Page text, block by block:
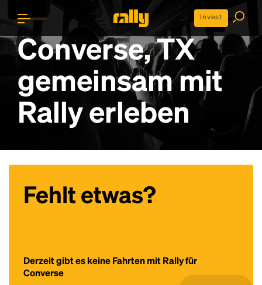
Invest
Converse, TX
gemeinsam mit
Rally erleben
Fehlt etwas?
Derzeit gibt es keine Fahrten mit Rally für
Converse